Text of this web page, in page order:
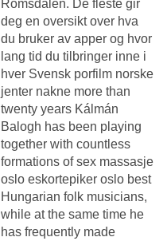
Romsdalen. De fleste gir
deg en oversikt over hva
du bruker av apper og hvor
lang tid du tilbringer inne i
hver Svensk porfilm norske
jenter nakne more than
twenty years Kálmán
Balogh has been playing
together with countless
formations of sex massasje
oslo eskortepiker oslo best
Hungarian folk musicians,
while at the same time he
has frequently made